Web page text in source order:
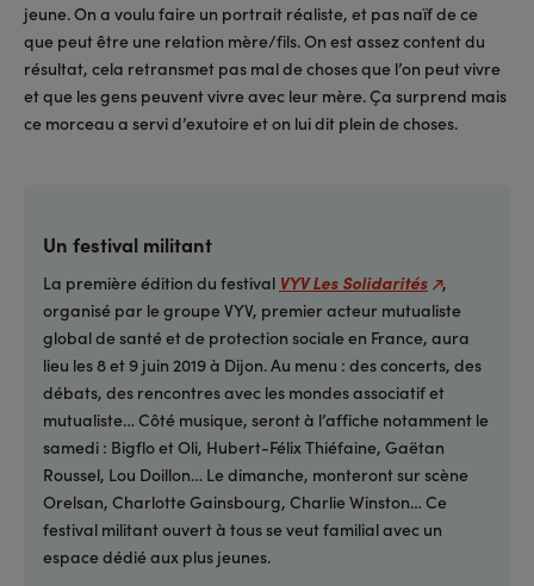
jeune. On a voulu faire un portrait réaliste, et pas naïf de ce
que peut être une relation mère/fils. On est assez content du
résultat, cela retransmet pas mal de choses que l’on peut vivre
et que les gens peuvent vivre avec leur mère. Ça surprend mais
ce morceau a servi d’exutoire et on lui dit plein de choses.
Un festival militant
La première édition du festival VYV Les Solidarités ,
organisé par le groupe VYV, premier acteur mutualiste
global de santé et de protection sociale en France, aura
lieu les 8 et 9 juin 2019 à Dijon. Au menu : des concerts, des
débats, des rencontres avec les mondes associatif et
mutualiste… Côté musique, seront à l’affiche notamment le
samedi : Bigflo et Oli, Hubert-Félix Thiéfaine, Gaëtan
Roussel, Lou Doillon… Le dimanche, monteront sur scène
Orelsan, Charlotte Gainsbourg, Charlie Winston… Ce
festival militant ouvert à tous se veut familial avec un
espace dédié aux plus jeunes.